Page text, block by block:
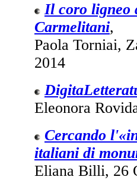
Il coro ligneo
Carmelitani,
Paola Torniai,
2014
Eleonora
Cercando
italiani di
Eliana Billi, 26